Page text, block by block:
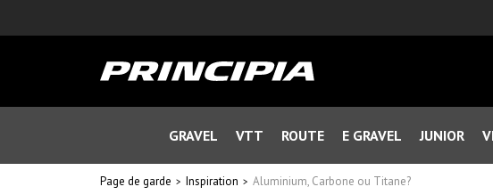
GRAVEL VTT ROUTE E GRAVEL JUNIOR
Page de garde Inspiration Aluminium, Carbone ou Titane?